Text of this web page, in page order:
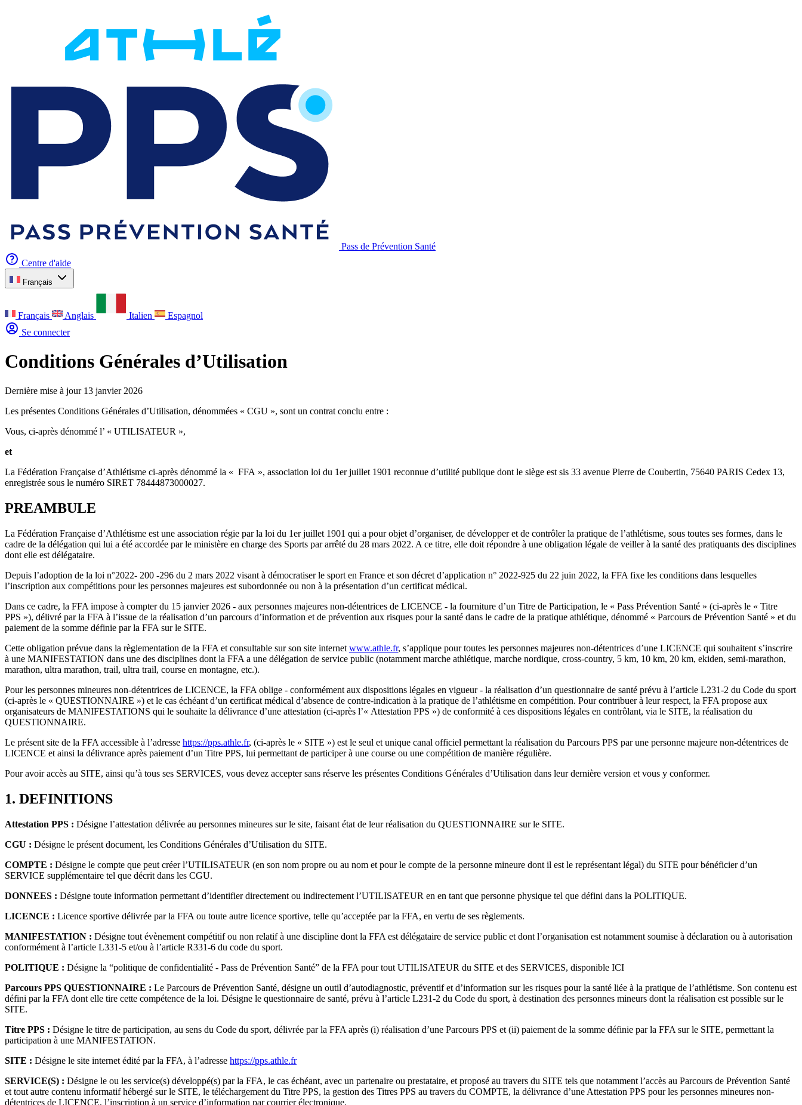
Pass de Prévention Santé
Centre d'aide
Français
Français Anglais Italien
Espagnol
Se connecter
Conditions Générales d’Utilisation
Dernière mise à jour 13 janvier 2026
Les présentes Conditions Générales d’Utilisation, dénommées « CGU », sont un contrat conclu entre :
Vous, ci-après dénommé l’ « UTILISATEUR »,
et
La Fédération Française d’Athlétisme ci-après dénommé la « FFA », association loi du 1er juillet 1901 reconnue d’utilité publique dont le siège est sis 33 avenue Pierre de Coubertin, 75640 PARIS Cedex 13,
enregistrée sous le numéro SIRET 78444873000027.
PREAMBULE
La Fédération Française d’Athlétisme est une association régie par la loi du 1er juillet 1901 qui a pour objet d’organiser, de développer et de contrôler la pratique de l’athlétisme, sous toutes ses formes, dans le
cadre de la délégation qui lui a été accordée par le ministère en charge des Sports par arrêté du 28 mars 2022. A ce titre, elle doit répondre à une obligation légale de veiller à la santé des pratiquants des disciplines
dont elle est délégataire.
Depuis l’adoption de la loi n°2022- 200 -296 du 2 mars 2022 visant à démocratiser le sport en France et son décret d’application n° 2022-925 du 22 juin 2022, la FFA fixe les conditions dans lesquelles
l’inscription aux compétitions pour les personnes majeures est subordonnée ou non à la présentation d’un certificat médical.
Dans ce cadre, la FFA impose à compter du 15 janvier 2026 - aux personnes majeures non-détentrices de LICENCE - la fourniture d’un Titre de Participation, le « Pass Prévention Santé » (ci-après le « Titre
PPS »), délivré par la FFA à l’issue de la réalisation d’un parcours d’information et de prévention aux risques pour la santé dans le cadre de la pratique athlétique, dénommé « Parcours de Prévention Santé » et du
paiement de la somme définie par la FFA sur le SITE.
Cette obligation prévue dans la règlementation de la FFA et consultable sur son site internet www.athle.fr, s’applique pour toutes les personnes majeures non-détentrices d’une LICENCE qui souhaitent s’inscrire
à une MANIFESTATION dans une des disciplines dont la FFA a une délégation de service public (notamment marche athlétique, marche nordique, cross-country, 5 km, 10 km, 20 km, ekiden, semi-marathon,
marathon, ultra marathon, trail, ultra trail, course en montagne, etc.).
Pour les personnes mineures non-détentrices de LICENCE, la FFA oblige - conformément aux dispositions légales en vigueur - la réalisation d’un questionnaire de santé prévu à l’article L231-2 du Code du sport
(ci-après le « QUESTIONNAIRE ») et le cas échéant d’un certificat médical d’absence de contre-indication à la pratique de l’athlétisme en compétition. Pour contribuer à leur respect, la FFA propose aux
organisateurs de MANIFESTATIONS qui le souhaite la délivrance d’une attestation (ci-après l’« Attestation PPS ») de conformité à ces dispositions légales en contrôlant, via le SITE, la réalisation du
QUESTIONNAIRE.
Le présent site de la FFA accessible à l’adresse https://pps.athle.fr, (ci-après le « SITE ») est le seul et unique canal officiel permettant la réalisation du Parcours PPS par une personne majeure non-détentrices de
LICENCE et ainsi la délivrance après paiement d’un Titre PPS, lui permettant de participer à une course ou une compétition de manière régulière.
Pour avoir accès au SITE, ainsi qu’à tous ses SERVICES, vous devez accepter sans réserve les présentes Conditions Générales d’Utilisation dans leur dernière version et vous y conformer.
1. DEFINITIONS
Attestation PPS : Désigne l’attestation délivrée au personnes mineures sur le site, faisant état de leur réalisation du QUESTIONNAIRE sur le SITE.
CGU : Désigne le présent document, les Conditions Générales d’Utilisation du SITE.
COMPTE : Désigne le compte que peut créer l’UTILISATEUR (en son nom propre ou au nom et pour le compte de la personne mineure dont il est le représentant légal) du SITE pour bénéficier d’un
SERVICE supplémentaire tel que décrit dans les CGU.
DONNEES : Désigne toute information permettant d’identifier directement ou indirectement l’UTILISATEUR en en tant que personne physique tel que défini dans la POLITIQUE.
LICENCE : Licence sportive délivrée par la FFA ou toute autre licence sportive, telle qu’acceptée par la FFA, en vertu de ses règlements.
MANIFESTATION : Désigne tout évènement compétitif ou non relatif à une discipline dont la FFA est délégataire de service public et dont l’organisation est notamment soumise à déclaration ou à autorisation
conformément à l’article L331-5 et/ou à l’article R331-6 du code du sport.
POLITIQUE : Désigne la “politique de confidentialité - Pass de Prévention Santé” de la FFA pour tout UTILISATEUR du SITE et des SERVICES, disponible ICI
Parcours PPS QUESTIONNAIRE : Le Parcours de Prévention Santé, désigne un outil d’autodiagnostic, préventif et d’information sur les risques pour la santé liée à la pratique de l’athlétisme. Son contenu est
défini par la FFA dont elle tire cette compétence de la loi. Désigne le questionnaire de santé, prévu à l’article L231-2 du Code du sport, à destination des personnes mineurs dont la réalisation est possible sur le
SITE.
Titre PPS : Désigne le titre de participation, au sens du Code du sport, délivrée par la FFA après (i) réalisation d’une Parcours PPS et (ii) paiement de la somme définie par la FFA sur le SITE, permettant la
participation à une MANIFESTATION.
SITE : Désigne le site internet édité par la FFA, à l’adresse https://pps.athle.fr
SERVICE(S) : Désigne le ou les service(s) développé(s) par la FFA, le cas échéant, avec un partenaire ou prestataire, et proposé au travers du SITE tels que notamment l’accès au Parcours de Prévention Santé
et tout autre contenu informatif hébergé sur le SITE, le téléchargement du Titre PPS, la gestion des Titres PPS au travers du COMPTE, la délivrance d’une Attestation PPS pour les personnes mineures non-
détentrices de LICENCE, l’inscription à un service d’information par courrier électronique.